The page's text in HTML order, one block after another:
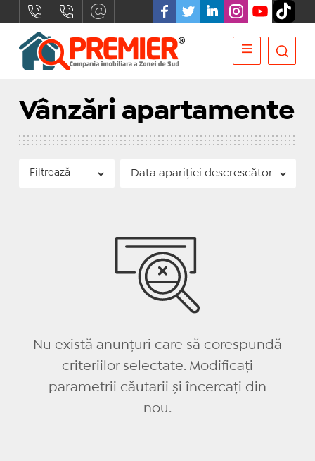
Vânzări apartamente
Filtrează
Nu există anunțuri care să corespundă
criteriilor selectate. Modificați
parametrii căutarii și încercați din
nou.